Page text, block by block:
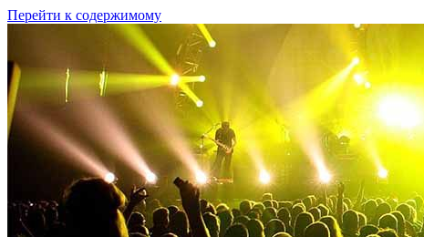
Перейти к содержимому